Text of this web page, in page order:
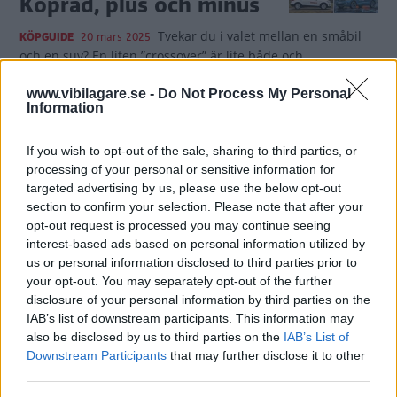
www.vibilagare.se - Do Not Process My Personal
Information
If you wish to opt-out of the sale, sharing to third parties, or
processing of your personal or sensitive information for
targeted advertising by us, please use the below opt-out
section to confirm your selection. Please note that after your
opt-out request is processed you may continue seeing
interest-based ads based on personal information utilized by
us or personal information disclosed to third parties prior to
your opt-out. You may separately opt-out of the further
disclosure of your personal information by third parties on the
IAB’s list of downstream participants. This information may
also be disclosed by us to third parties on the IAB’s List of
Downstream Participants that may further disclose it to other
KÖPGUIDE 20 mars 2025 Tvekar du i valet mellan en småbil
och en suv? En liten ”crossover” är lite både och.
0 kommentarer Gasa (23) Bromsa (6)
5 praktiska kombibilar:
Köpråd, plus och minus
KÖPGUIDE 19 februari 2025 Du behöver inte köpa Volvo om du
letar kombi i mellanklassen. Här är några alternativ till V60.
0 kommentarer Gasa (17) Bromsa (7)
5 småbilar som ökar i
pris: Köpråd, plus och
minus